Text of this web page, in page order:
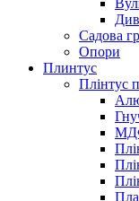
Садова
Опори
Плинтус
Плінтус